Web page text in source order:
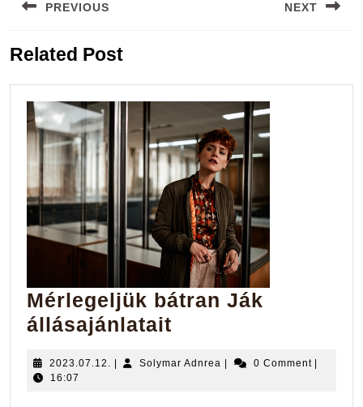
navigáció
PREVIOUS
post:
NEXT
Related Post
Mérlegeljük bátran Ják
állásajánlatait
Ják
2023.07.12. 2023.07.12.
Solymar Adnrea Solymar0 Comment
16:07